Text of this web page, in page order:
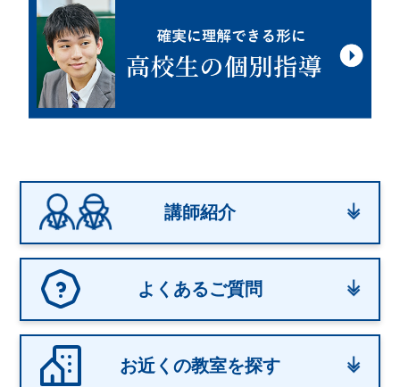
講師紹介
よくあるご質問
お近くの教室を探す